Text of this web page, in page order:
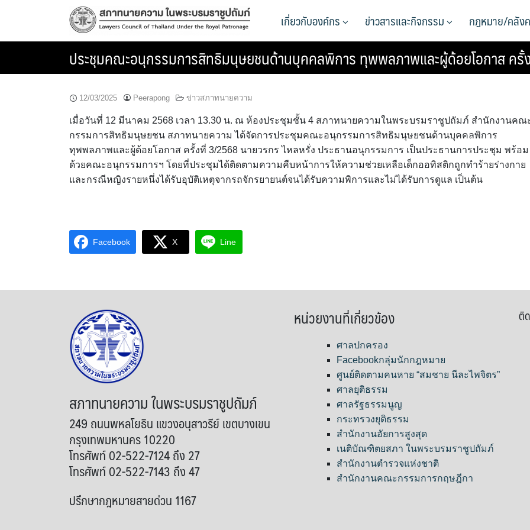
เกี่ยวกับองค์กร ข่าวสารและกิจกรรม กฎหมาย/คลัง
ประชุมคณะอนุกรรมการสิทธิมนุษยชนด้านบุคคลพิการ ทุพพลภาพและผู้ด้อยโอกาส ค
12/03/2025 Peerapong ข่าวสภาทนายความ
เมื่อวันที่ 12 มีนาคม 2568 เวลา 13.30 น. ณ ห้องประชุมชั้น 4 สภาทนายความในพระบรมราชูปถัมภ์ สำนักงานคณ
กรรมการสิทธิมนุษยชน สภาทนายความ ได้จัดการประชุมคณะอนุกรรมการสิทธิมนุษยชนด้านบุคคลพิการ
ทุพพลภาพและผู้ด้อยโอกาส ครั้งที่ 3/2568 นายวรกร ไหลหรั่ง ประธานอนุกรรมการ เป็นประธานการประชุม พร้อม
ด้วยคณะอนุกรรมการฯ โดยที่ประชุมได้ติดตามความคืบหน้าการให้ความช่วยเหลือเด็กออทิสติกถูกทำร้ายร่างกาย
และกรณีหญิงรายหนึ่งได้รับอุบัติเหตุจากรถจักรยายนต์จนได้รับความพิการและไม่ได้รับการดูแล เป็นต้น
Facebook X Line
สภาทนายความ ในพระบรมราชูปถัมภ์
249 ถนนพหลโยธิน แขวงอนุสาวรีย์ เขตบางเขน
กรุงเทพมหานคร 10220
โทรศัพท์ 02-522-7124 ถึง 27
โทรศัพท์ 02-522-7143 ถึง 47
ปรึกษากฎหมายสายด่วน 1167
หน่วยงานที่เกี่ยวข้อง
ศาลปกครอง
Facebookกลุ่มนักกฎหมาย
ศูนย์ติดตามคนหาย “สมชาย นีละไพจิตร”
ศาลยุติธรรม
ศาลรัฐธรรมนูญ
กระทรวงยุติธรรม
สำนักงานอัยการสูงสุด
เนติบัณฑิตยสภา ในพระบรมราชูปถัมภ์
สำนักงานตำรวจแห่งชาติ
สำนักงานคณะกรรมการกฤษฎีกา
ติ